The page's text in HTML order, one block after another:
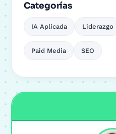
Categorías
IA Aplicada Liderazgo
Paid Media SEO